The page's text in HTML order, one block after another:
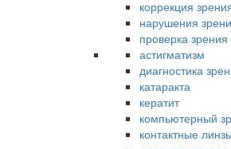
коррекция
нарушения
проверка зрения
астигматизм
диагностика
катаракта
кератит
компьютерный
контактные